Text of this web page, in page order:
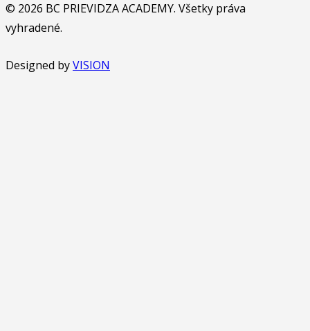
© 2026 BC PRIEVIDZA ACADEMY. Všetky práva
vyhradené.
Designed byVISION